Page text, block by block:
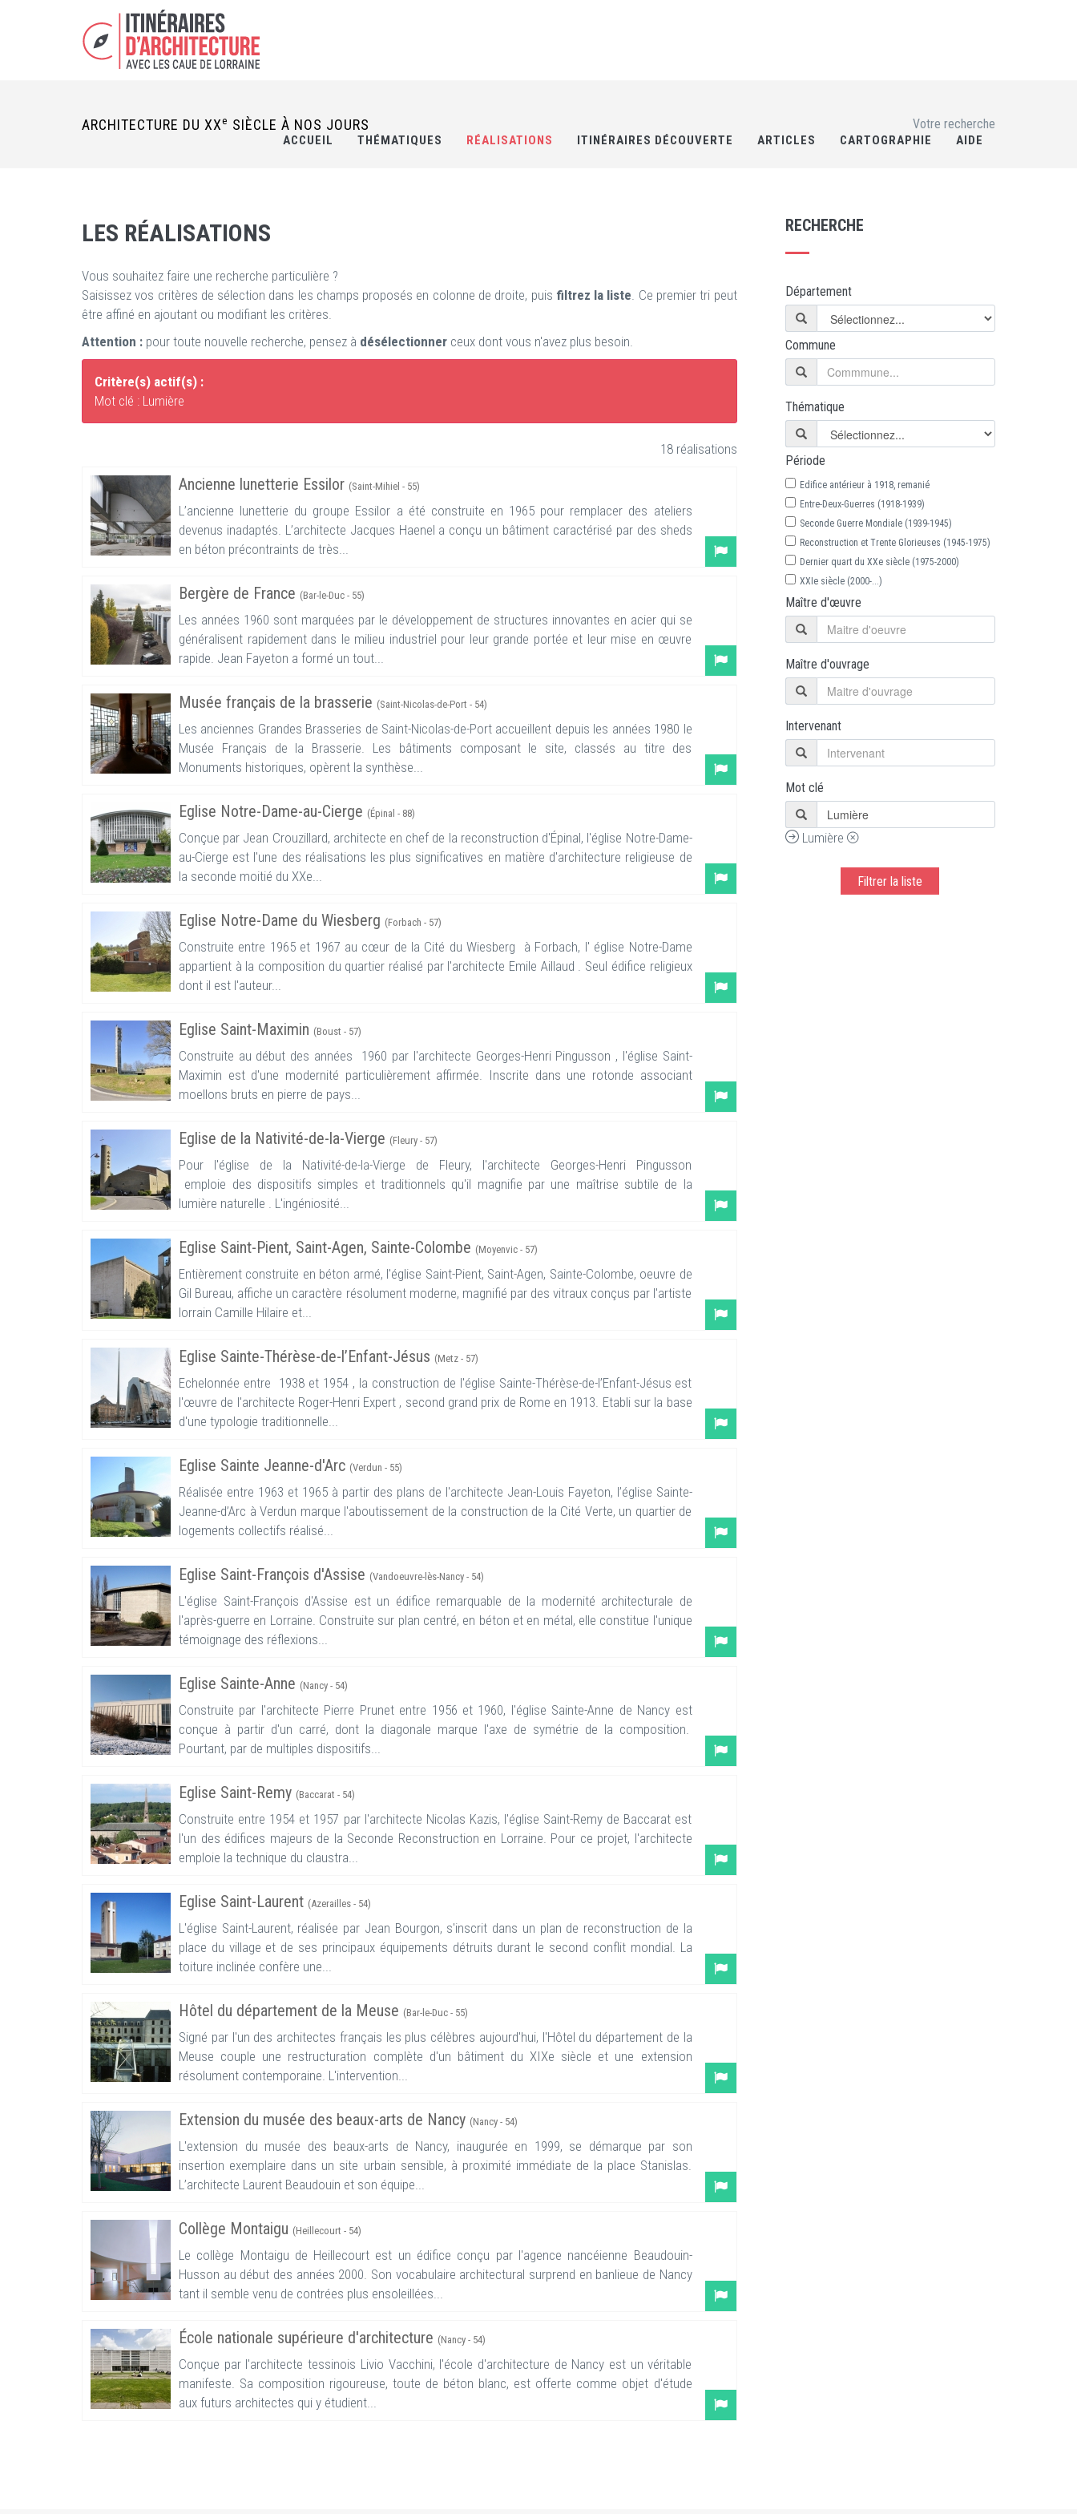
ACCUEIL THÉMATIQUES RÉALISATIONS ITINÉRAIRES DÉCOUVERTE ARTICLES CARTOGRAPHIE AIDE
ARCHITECTURE DU XXe SIÈCLE À NOS JOURS Votre recherche
LES RÉALISATIONS
Vous souhaitez faire une recherche particulière ?
Saisissez vos critères de sélection dans les champs proposés en colonne de droite, puis filtrez la liste. Ce premier tri peut
être affiné en ajoutant ou modifiant les critères.
Attention : pour toute nouvelle recherche, pensez à désélectionner ceux dont vous n'avez plus besoin.
Critère(s) actif(s) :
Mot clé : Lumière
18 réalisations
Ancienne lunetterie Essilor (Saint-Mihiel - 55)
L’ancienne lunetterie du groupe Essilor a été construite en 1965 pour remplacer des ateliers
devenus inadaptés. L’architecte Jacques Haenel a conçu un bâtiment caractérisé par des sheds
en béton précontraints de très...
Bergère de France (Bar-le-Duc - 55)
Les années 1960 sont marquées par le développement de structures innovantes en acier qui se
généralisent rapidement dans le milieu industriel pour leur grande portée et leur mise en œuvre
rapide. Jean Fayeton a formé un tout...
Musée français de la brasserie (Saint-Nicolas-de-Port - 54)
Les anciennes Grandes Brasseries de Saint-Nicolas-de-Port accueillent depuis les années 1980 le
Musée Français de la Brasserie. Les bâtiments composant le site, classés au titre des
Monuments historiques, opèrent la synthèse...
Eglise Notre-Dame-au-Cierge (Épinal - 88)
Conçue par Jean Crouzillard, architecte en chef de la reconstruction d'Épinal, l'église Notre-Dame-
au-Cierge est l'une des réalisations les plus significatives en matière d'architecture religieuse de
la seconde moitié du XXe...
Eglise Notre-Dame du Wiesberg (Forbach - 57)
Construite entre 1965 et 1967 au cœur de la Cité du Wiesberg à Forbach, l' église Notre-Dame
appartient à la composition du quartier réalisé par l'architecte Emile Aillaud . Seul édifice religieux
dont il est l'auteur...
Eglise Saint-Maximin (Boust - 57)
Construite au début des années 1960 par l'architecte Georges-Henri Pingusson , l'église Saint-
Maximin est d'une modernité particulièrement affirmée. Inscrite dans une rotonde associant
moellons bruts en pierre de pays...
Eglise de la Nativité-de-la-Vierge (Fleury - 57)
Pour l'église de la Nativité-de-la-Vierge de Fleury, l'architecte Georges-Henri Pingusson
emploie des dispositifs simples et traditionnels qu'il magnifie par une maîtrise subtile de la
lumière naturelle . L'ingéniosité...
Eglise Saint-Pient, Saint-Agen, Sainte-Colombe (Moyenvic - 57)
Entièrement construite en béton armé, l'église Saint-Pient, Saint-Agen, Sainte-Colombe, oeuvre de
Gil Bureau, affiche un caractère résolument moderne, magnifié par des vitraux conçus par l'artiste
lorrain Camille Hilaire et...
Eglise Sainte-Thérèse-de-l’Enfant-Jésus (Metz - 57)
Echelonnée entre 1938 et 1954 , la construction de l'église Sainte-Thérèse-de-l’Enfant-Jésus est
l'œuvre de l'architecte Roger-Henri Expert , second grand prix de Rome en 1913. Etabli sur la base
d'une typologie traditionnelle...
Eglise Sainte Jeanne-d'Arc (Verdun - 55)
Réalisée entre 1963 et 1965 à partir des plans de l'architecte Jean-Louis Fayeton, l’église Sainte-
Jeanne-d’Arc à Verdun marque l'aboutissement de la construction de la Cité Verte, un quartier de
logements collectifs réalisé...
Eglise Saint-François d'Assise (Vandoeuvre-lès-Nancy - 54)
L'église Saint-François d'Assise est un édifice remarquable de la modernité architecturale de
l'après-guerre en Lorraine. Construite sur plan centré, en béton et en métal, elle constitue l'unique
témoignage des réflexions...
Eglise Sainte-Anne (Nancy - 54)
Construite par l'architecte Pierre Prunet entre 1956 et 1960, l'église Sainte-Anne de Nancy est
conçue à partir d'un carré, dont la diagonale marque l'axe de symétrie de la composition.
Pourtant, par de multiples dispositifs...
Eglise Saint-Remy (Baccarat - 54)
Construite entre 1954 et 1957 par l'architecte Nicolas Kazis, l'église Saint-Remy de Baccarat est
l'un des édifices majeurs de la Seconde Reconstruction en Lorraine. Pour ce projet, l'architecte
emploie la technique du claustra...
Eglise Saint-Laurent (Azerailles - 54)
L'église Saint-Laurent, réalisée par Jean Bourgon, s'inscrit dans un plan de reconstruction de la
place du village et de ses principaux équipements détruits durant le second conflit mondial. La
toiture inclinée confère une...
Hôtel du département de la Meuse (Bar-le-Duc - 55)
Signé par l'un des architectes français les plus célèbres aujourd'hui, l'Hôtel du département de la
Meuse couple une restructuration complète d'un bâtiment du XIXe siècle et une extension
résolument contemporaine. L'intervention...
Extension du musée des beaux-arts de Nancy (Nancy - 54)
L'extension du musée des beaux-arts de Nancy, inaugurée en 1999, se démarque par son
insertion exemplaire dans un site urbain sensible, à proximité immédiate de la place Stanislas.
L’architecte Laurent Beaudouin et son équipe...
Collège Montaigu (Heillecourt - 54)
Le collège Montaigu de Heillecourt est un édifice conçu par l'agence nancéienne Beaudouin-
Husson au début des années 2000. Son vocabulaire architectural surprend en banlieue de Nancy
tant il semble venu de contrées plus ensoleillées...
École nationale supérieure d'architecture (Nancy - 54)
Conçue par l'architecte tessinois Livio Vacchini, l'école d'architecture de Nancy est un véritable
manifeste. Sa composition rigoureuse, toute de béton blanc, est offerte comme objet d'étude
aux futurs architectes qui y étudient...
RECHERCHE
Département
Commune
Thématique
Période
Edifice antérieur à 1918, remanié
Entre-Deux-Guerres (1918-1939)
Seconde Guerre Mondiale (1939-1945)
Reconstruction et Trente Glorieuses (1945-1975)
Dernier quart du XXe siècle (1975-2000)
XXIe siècle (2000-...)
Maître d'œuvre
Maître d'ouvrage
Intervenant
Mot clé
Lumière
Filtrer la liste